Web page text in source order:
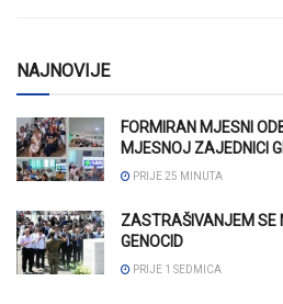
NAJNOVIJE
FORMIRAN MJESNI
MJESNOJ ZAJEDNICI
PRIJE 25 MINUTA
ZASTRAŠIVANJEM SE
GENOCID
PRIJE 1 SEDMICA